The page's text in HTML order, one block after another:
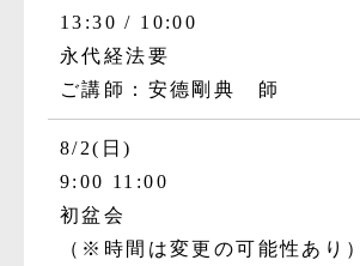
13:30
10:00
永代経法要
ご講師：安德剛典 師
8/2(日)
9:00 11:00
初盆会
（※時間は変更の可能性あり）